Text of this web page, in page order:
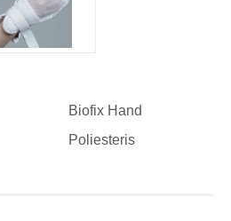
Biofix Hand
Poliesteris